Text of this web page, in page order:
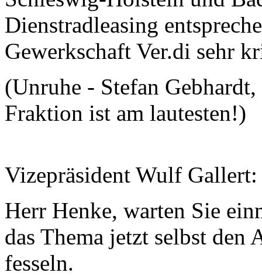
Dienstradleasing
Gewerkschaft Ver.di sehr
(Unruhe - Stefan
Fraktion ist am lautesten!)
Vizepräsident Wulf Gallert:
Herr Henke, warten Sie
das Thema jetzt selbst den
fesseln.